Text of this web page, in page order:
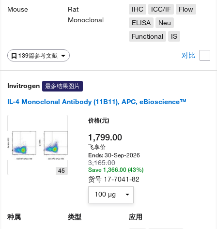
139篇参考文献 对比
Mouse
Rat
Monoclonal
IHC
ICC/IF
Flow
ELISA
Neu
Functional
IS
Invitrogen 最多结果图片
IL-4 Monoclonal Antibody (11B11), APC, eBioscience™
45
种属
类型
应用
价格(元)
1,799.00
飞享价
Ends:30-Sep-2026
3,165.00
Save 1,366.00 (43%)
货号 17-7041-82
100 µg